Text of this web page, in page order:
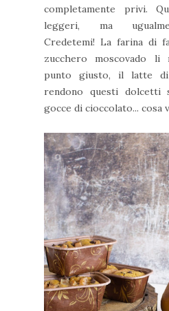
completamente privi.
leggeri, ma
Credetemi! La farina di
zucchero moscovado
punto giusto, il latte
rendono questi dolcetti
gocce di cioccolato... cosa